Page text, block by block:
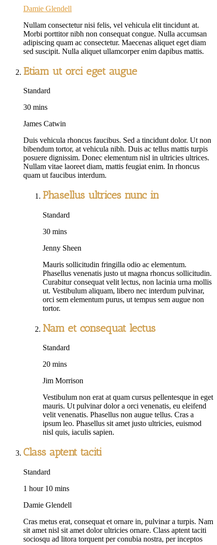
Damie Glendell
Nullam consectetur nisi felis, vel vehicula elit tincidunt at.
Morbi porttitor nibh non consequat congue. Nulla accumsan
adipiscing quam ac consectetur. Maecenas aliquet eget diam
sed suscipit. Nulla aliquet ullamcorper enim dapibus mattis.
Etiam ut orci eget augue
Standard
30 mins
James Catwin
Duis vehicula rhoncus faucibus. Sed a tincidunt dolor. Ut non
bibendum tortor, at vehicula nibh. Duis ac tellus mattis turpis
posuere dignissim. Donec elementum nisl in ultricies ultrices.
Nullam vitae laoreet diam, mattis feugiat enim. In rhoncus
quam ut faucibus interdum.
Phasellus ultrices nunc in
Standard
30 mins
Jenny Sheen
Mauris sollicitudin fringilla odio ac elementum.
Phasellus venenatis justo ut magna rhoncus sollicitudin.
Curabitur consequat velit lectus, non lacinia urna mollis
ut. Vestibulum aliquam, libero nec interdum pulvinar,
orci sem elementum purus, ut tempus sem augue non
tortor.
Nam et consequat lectus
Standard
20 mins
Jim Morrison
Vestibulum non erat at quam cursus pellentesque in eget
mauris. Ut pulvinar dolor a orci venenatis, eu eleifend
velit venenatis. Phasellus non augue tellus. Cras a
ipsum leo. Phasellus sit amet justo ultricies, euismod
nisl quis, iaculis sapien.
Class aptent taciti
Standard
1 hour 10 mins
Damie Glendell
Cras metus erat, consequat et ornare in, pulvinar a turpis. Nam
sit amet nisl sit amet dolor ultricies ornare. Class aptent taciti
sociosqu ad litora torquent per conubia nostra, per inceptos